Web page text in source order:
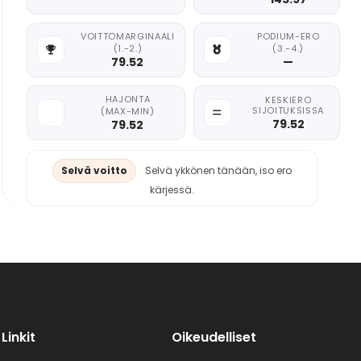
VOITTOMARGINAALI
(1.-2.)
79.52
PODIUM-ERO
(3.-4.)
—
HAJONTA
(MAX-MIN)
79.52
KESKIERO
SIJOITUKSISSA
79.52
Selvä voitto
Selvä ykkönen tänään, iso ero
kärjessä.
Linkit Oikeudelliset